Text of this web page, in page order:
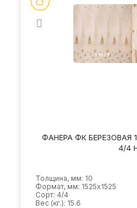
ФАНЕРА ФК БЕРЕЗОВАЯ
4/4
Толщина, мм: 10
Формат, мм: 1525х1525
Сорт: 4/4
Вес (кг.): 15.6